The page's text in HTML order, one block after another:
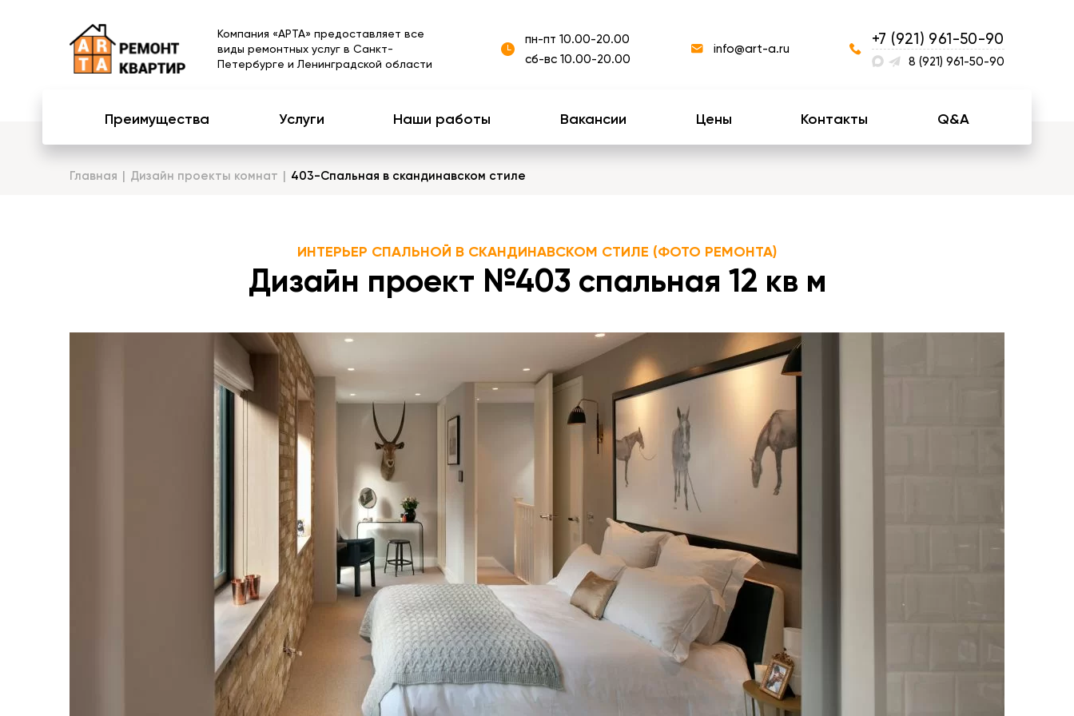
Компания «АРТА» предоставляет все
виды ремонтных услуг в Санкт-
Петербурге и Ленинградской области
пн-пт 10.00-20.00
сб-вс 10.00-20.00
info@art-a.ru
+7 (921) 961-50-90
8 (921) 961-50-90
Преимущества Услуги Наши работы Вакансии Цены Контакты Q&A
Главная Дизайн проекты комнат 403-Спальная в скандинавском стиле
ИНТЕРЬЕР СПАЛЬНОЙ В СКАНДИНАВСКОМ СТИЛЕ (ФОТО РЕМОНТА)
Дизайн проект №403 спальная 12 кв м